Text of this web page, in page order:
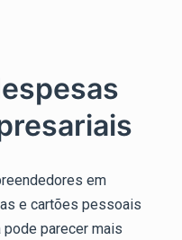
em
e cartões pessoais
parecer mais